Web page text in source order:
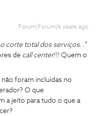
Forum|Forum|6 years ago
corte total dos serviços...”
de call center!!! Quem o
não foram incluídas no
O que
a jeito para tudo o que a